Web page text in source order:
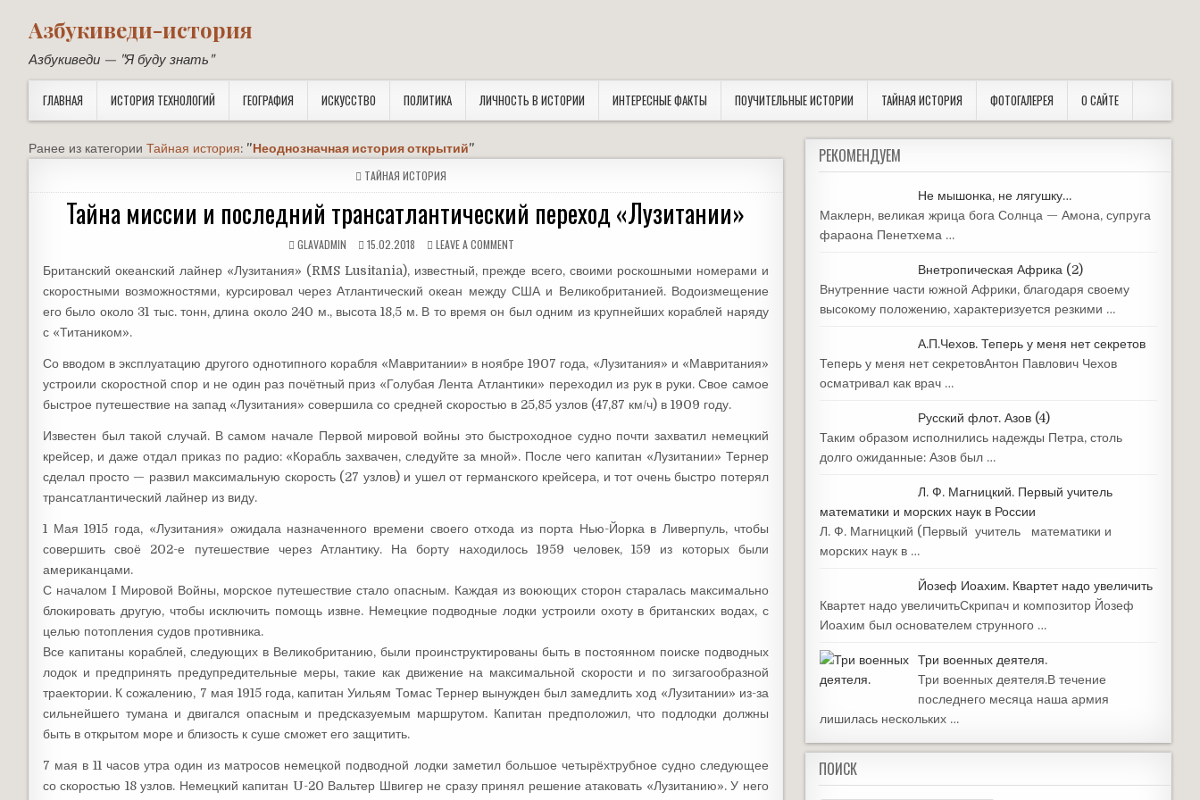
Азбукиведи-история
Азбукиведи — "Я буду знать"
ГЛАВНАЯ ИСТОРИЯ ТЕХНОЛОГИЙ ГЕОГРАФИЯ ИСКУССТВО ПОЛИТИКА ЛИЧНОСТЬ В ИСТОРИИ ИНТЕРЕСНЫЕ ФАКТЫ ПОУЧИТЕЛЬНЫЕ ИСТОРИИ ТАЙНАЯ ИСТОРИЯ ФОТОГАЛЕРЕЯ О САЙТЕ
Ранее из категории Тайная история: "Неоднозначная история открытий"
POSTED
IN
ТАЙНАЯ ИСТОРИЯ
Тайна миссии и последний трансатлантический переход «Лузитании»
GLAVADMIN 15.02.2018 LEAVE A COMMENT
Британский океанский лайнер «Лузитания» (RMS Lusitania), известный, прежде всего, своими роскошными номерами и
скоростными возможностями, курсировал через Атлантический океан между США и Великобританией. Водоизмещение
его было около 31 тыс. тонн, длина около 240 м., высота 18,5 м. В то время он был одним из крупнейших кораблей наряду
с «Титаником».
Со вводом в эксплуатацию другого однотипного корабля «Мавритании» в ноябре 1907 года, «Лузитания» и «Мавритания»
устроили скоростной спор и не один раз почётный приз «Голубая Лента Атлантики» переходил из рук в руки. Свое самое
быстрое путешествие на запад «Лузитания» совершила со средней скоростью в 25,85 узлов (47,87 км/ч) в 1909 году.
Известен был такой случай. В самом начале Первой мировой войны это быстроходное судно почти захватил немецкий
крейсер, и даже отдал приказ по радио: «Корабль захвачен, следуйте за мной». После чего капитан «Лузитании» Тернер
сделал просто — развил максимальную скорость (27 узлов) и ушел от германского крейсера, и тот очень быстро потерял
трансатлантический лайнер из виду.
1 Мая 1915 года, «Лузитания» ожидала назначенного времени своего отхода из порта Нью-Йорка в Ливерпуль, чтобы
совершить своё 202-е путешествие через Атлантику. На борту находилось 1959 человек, 159 из которых были
американцами.
С началом I Мировой Войны, морское путешествие стало опасным. Каждая из воюющих сторон старалась максимально
блокировать другую, чтобы исключить помощь извне. Немецкие подводные лодки устроили охоту в британских водах, с
целью потопления судов противника.
Все капитаны кораблей, следующих в Великобританию, были проинструктированы быть в постоянном поиске подводных
лодок и предпринять предупредительные меры, такие как движение на максимальной скорости и по зигзагообразной
траектории. К сожалению, 7 мая 1915 года, капитан Уильям Томас Тернер вынужден был замедлить ход «Лузитании» из-за
сильнейшего тумана и двигался опасным и предсказуемым маршрутом. Капитан предположил, что подлодки должны
быть в открытом море и близость к суше сможет его защитить.
7 мая в 11 часов утра один из матросов немецкой подводной лодки заметил большое четырёхтрубное судно следующее
со скоростью 18 узлов. Немецкий капитан U-20 Вальтер Швигер не сразу принял решение атаковать «Лузитанию». У него
РЕКОМЕНДУЕМ
Не мышонка, не лягушку…
Маклерн, великая жрица бога Солнца — Амона, супруга
фараона Пенетхема …
Внетропическая Африка (2)
Внутренние части южной Африки, благодаря своему
высокому положению, характеризуется резкими …
А.П.Чехов. Теперь у меня нет секретов
Теперь у меня нет секретовАнтон Павлович Чехов
осматривал как врач …
Русский флот. Азов (4)
Таким образом исполнились надежды Петра, столь
долго ожиданные: Азов был …
Л. Ф. Магницкий. Первый учитель
математики и морских наук в России
Л. Ф. Магницкий (Первый учитель математики и
морских наук в …
Йозеф Иоахим. Квартет надо увеличить
Квартет надо увеличитьСкрипач и композитор Йозеф
Иоахим был основателем струнного …
Три военных деятеля.
Три военных деятеля.В течение
последнего месяца наша армия
лишилась нескольких …
ПОИСК